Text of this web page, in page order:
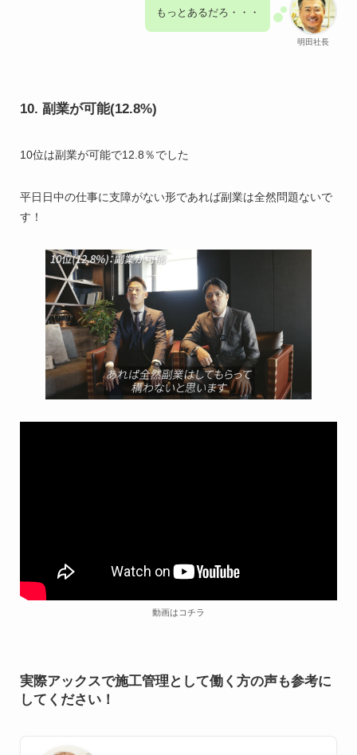
明田社長
もっとあるだろ・・・
10. 副業が可能(12.8%)
10位は副業が可能で12.8％でした
平日日中の仕事に支障がない形であれば副業は全然問題ないで
す！
動画はコチラ
実際アックスで施工管理として働く方の声も参考に
してください！